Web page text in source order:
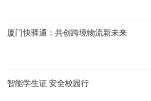
厦门快驿通：共创跨境物流新未来
智能学生证 安全校园行